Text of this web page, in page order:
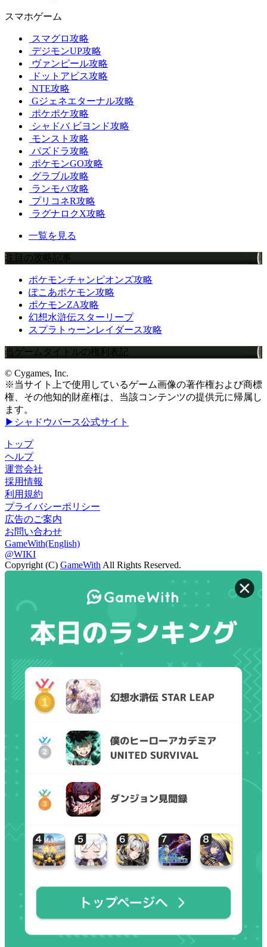
スマホゲーム
スマグロ攻略
デジモンUP攻略
ヴァンピール攻略
ドットアビス攻略
NTE攻略
Gジェネエターナル攻略
ポケポケ攻略
シャドバ ビヨンド攻略
モンスト攻略
パズドラ攻略
ポケモンGO攻略
グラブル攻略
ランモバ攻略
プリコネR攻略
ラグナロクX攻略
一覧を見る
注目の攻略記事
ポケモンチャンピオンズ攻略
ぽこあポケモン攻略
ポケモンZA攻略
幻想水滸伝スターリープ
スプラトゥーンレイダース攻略
当ゲームタイトルの権利表記
© Cygames, Inc.
※当サイト上で使用しているゲーム画像の著作権および商標
権、その他知的財産権は、当該コンテンツの提供元に帰属し
ます。
▶シャドウバース公式サイト
トップ
ヘルプ
運営会社
採用情報
利用規約
プライバシーポリシー
広告のご案内
お問い合わせ
GameWith(English)
@WIKI
Copyright (C) GameWith All Rights Reserved.